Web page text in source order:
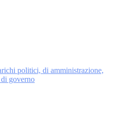
politici, di amministrazione,
governo